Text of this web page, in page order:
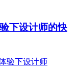
下设计师的快